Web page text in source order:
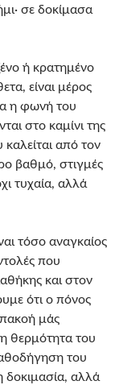
σε δοκίμασα
ή κρατημένο
είναι μέρος
η φωνή του
στο καμίνι της
από τον
βαθμό, στιγμές
τυχαία, αλλά
τόσο αναγκαίος
που
και στον
ότι ο πόνος
μάς
θερμότητα του
του
αλλά